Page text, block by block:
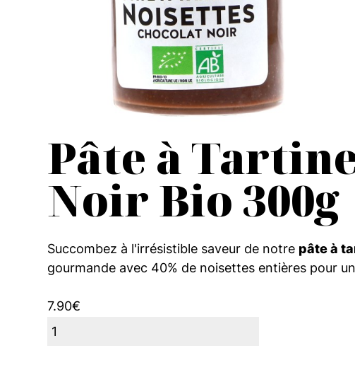
Pâte à
Noir Bio 300g
Succombez à l'irrésistible saveur de notre pâte à
gourmande avec 40% de noisettes entières pour
7.90€